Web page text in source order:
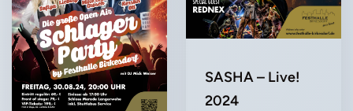
SASHA – Live!
2024